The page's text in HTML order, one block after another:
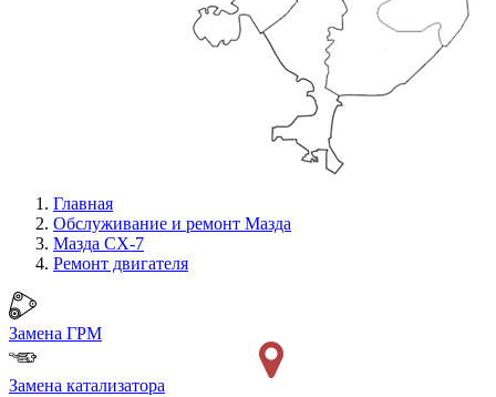
Главная
Обслуживание и ремонт Мазда
Мазда CX-7
Ремонт двигателя
Замена ГРМ
Замена катализатора